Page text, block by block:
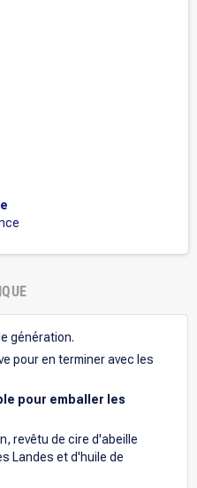
génération.
pour en terminer avec les
pour emballer les
revêtu de cire d'abeille
Landes et d'huile de